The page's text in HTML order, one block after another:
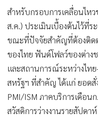
• กองทุนรวม
• Celeb Online
• Factcheck
• ญี่ปุ่น
• News1
• Gotomanager
สำหรับกรอบการเคลื่อนไห
ส.ค.) ประเมินเบื้องต้นไว้ที่
ขณะที่ปัจจัยสำคัญที่ต้องติดต
ของไทย ฟันด์โฟลว์ของต่าง
และสถานการณ์ระหว่างไท
สหรัฐฯ ที่สำคัญ ได้แก่ ยอดสั่
PMI/ISM ภาคบริการเดือน
สวัสดิการว่างงานรายสัปด